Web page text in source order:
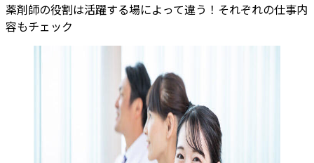
薬剤師の役割は活躍する場によって違う！それぞれの仕事内
容もチェック